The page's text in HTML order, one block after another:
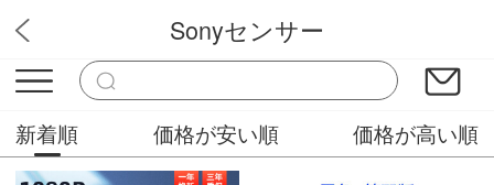
ドライブレコーダー
Sonyセンサー
新着順 価格が安い順 価格が高い順